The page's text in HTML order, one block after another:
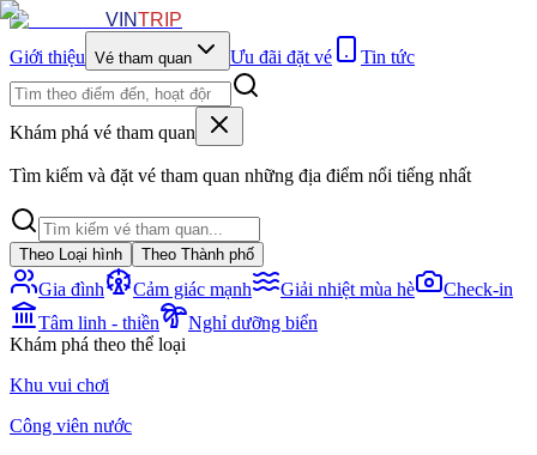
VINTRIP
Giới thiệu Vé tham quan Ưu đãi đặt vé Tin tức
Khám phá vé tham quan
Tìm kiếm và đặt vé tham quan những địa điểm nổi tiếng nhất
Theo Loại hình Theo Thành phố
Gia đình Cảm giác mạnh Giải nhiệt mùa hè
Check-in
Tâm linh - thiền
Nghỉ dưỡng biển
Khám phá theo thể loại
Khu vui chơi
Công viên nước